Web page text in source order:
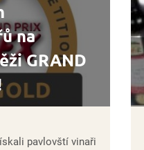
na
GRAND
pavlovští vinaři